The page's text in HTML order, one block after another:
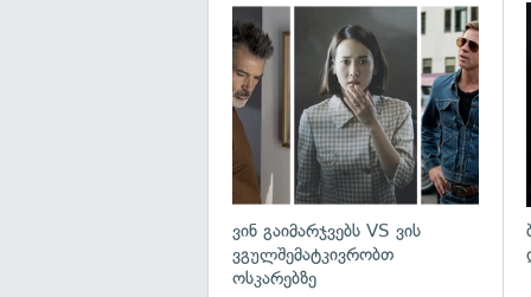
ვინ გაიმარჯვებს VS ვის
ვგულშემატკივრობთ
ოსკარებზე